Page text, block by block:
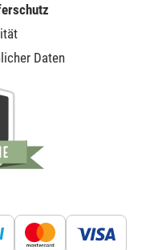
Daten